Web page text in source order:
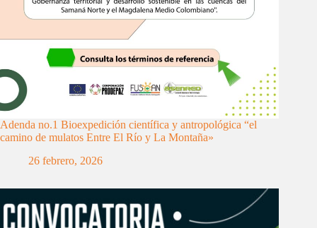
Adenda no.1 Bioexpedición científica y antropológica “el
camino de mulatos Entre El Río y La Montaña»
26 febrero, 2026